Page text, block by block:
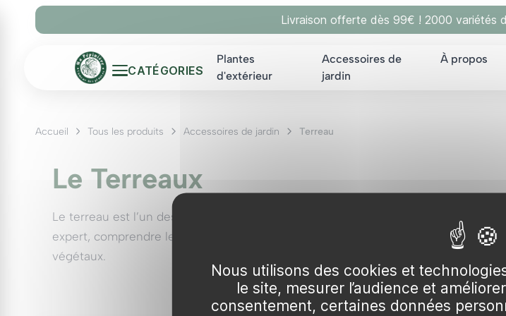
Livraison offerte dès 99€ ! 2000 variétés
CATÉGORIES
Plantes
d'extérieur
Accessoires de
jardin
À propos
Accueil Tous les produits Accessoires de jardin Terreau
Le Terreaux
Le terreau est l’un des éléments les plus cruciaux pour assurer la santé et la
expert, comprendre les différents types de terreau et leur utilisation optimale
végétaux.
Qu'est-ce que le Terreau ?
Panneau de gestion des cookies
Nous utilisons des cookies et
le site, mesurer l’audience et
consentement, certaines données